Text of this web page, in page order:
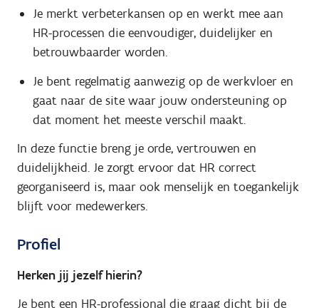
Je merkt verbeterkansen op en werkt mee aan
HR-processen die eenvoudiger, duidelijker en
betrouwbaarder worden.
Je bent regelmatig aanwezig op de werkvloer en
gaat naar de site waar jouw ondersteuning op
dat moment het meeste verschil maakt.
In deze functie breng je orde, vertrouwen en
duidelijkheid. Je zorgt ervoor dat HR correct
georganiseerd is, maar ook menselijk en toegankelijk
blijft voor medewerkers.
Profiel
Herken jij jezelf hierin?
Je bent een HR-professional die graag dicht bij de